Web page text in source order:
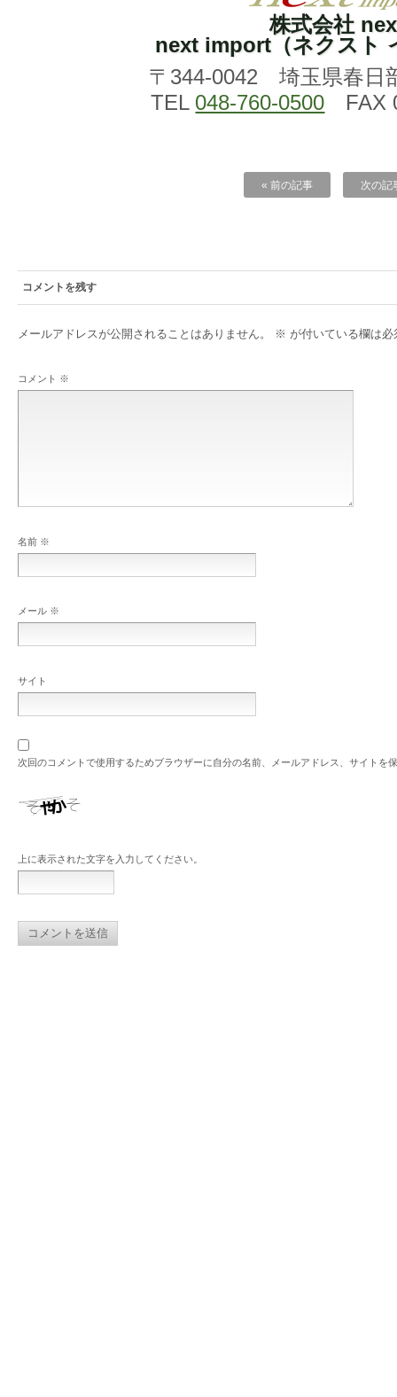
株式会社
next import（ネクスト
〒344-0042 埼玉県春日
TEL 048-760-0500 FAX
« 前の記事 次の記
コメントを残す
メールアドレスが公開されることはありません。 ※ が付いている欄は必
コメント ※
名前 ※
メール ※
サイト
次回のコメントで使用するためブラウザーに自分の名前、メールアドレス、サイトを
上に表示された文字を入力してください。